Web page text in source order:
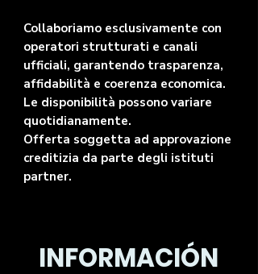
Collaboriamo esclusivamente con
operatori strutturati e canali
ufficiali, garantendo trasparenza,
affidabilità e coerenza economica.
Le disponibilità possono variare
quotidianamente.
Offerta soggetta ad approvazione
creditizia da parte degli istituti
partner.
INFORMACIÓN